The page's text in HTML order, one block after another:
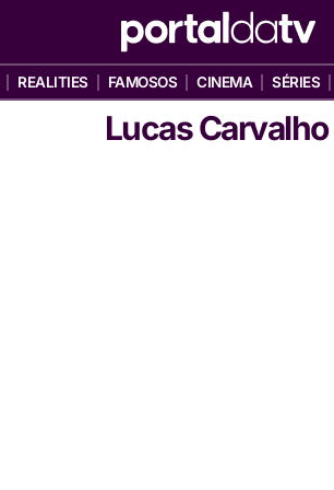
REALITIES FAMOSOS CINEMA SÉRIES
Lucas Carvalho